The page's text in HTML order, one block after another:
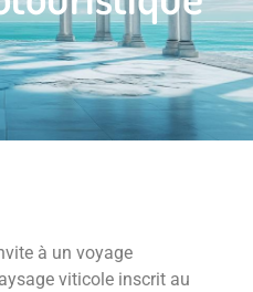
à un voyage
viticole inscrit au